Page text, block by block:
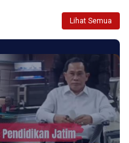
Lihat Semua